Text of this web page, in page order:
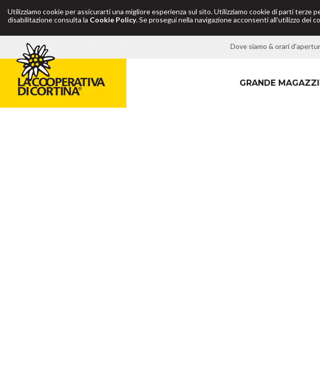
Utilizziamo cookie per assicurarti una migliore esperienza sul sito. Utilizziamo cookie di parti terze
disabilitazione consulta la Cookie Policy. Se prosegui nella navigazione acconsenti all’utilizzo dei
Dove siamo & orari
GRANDE